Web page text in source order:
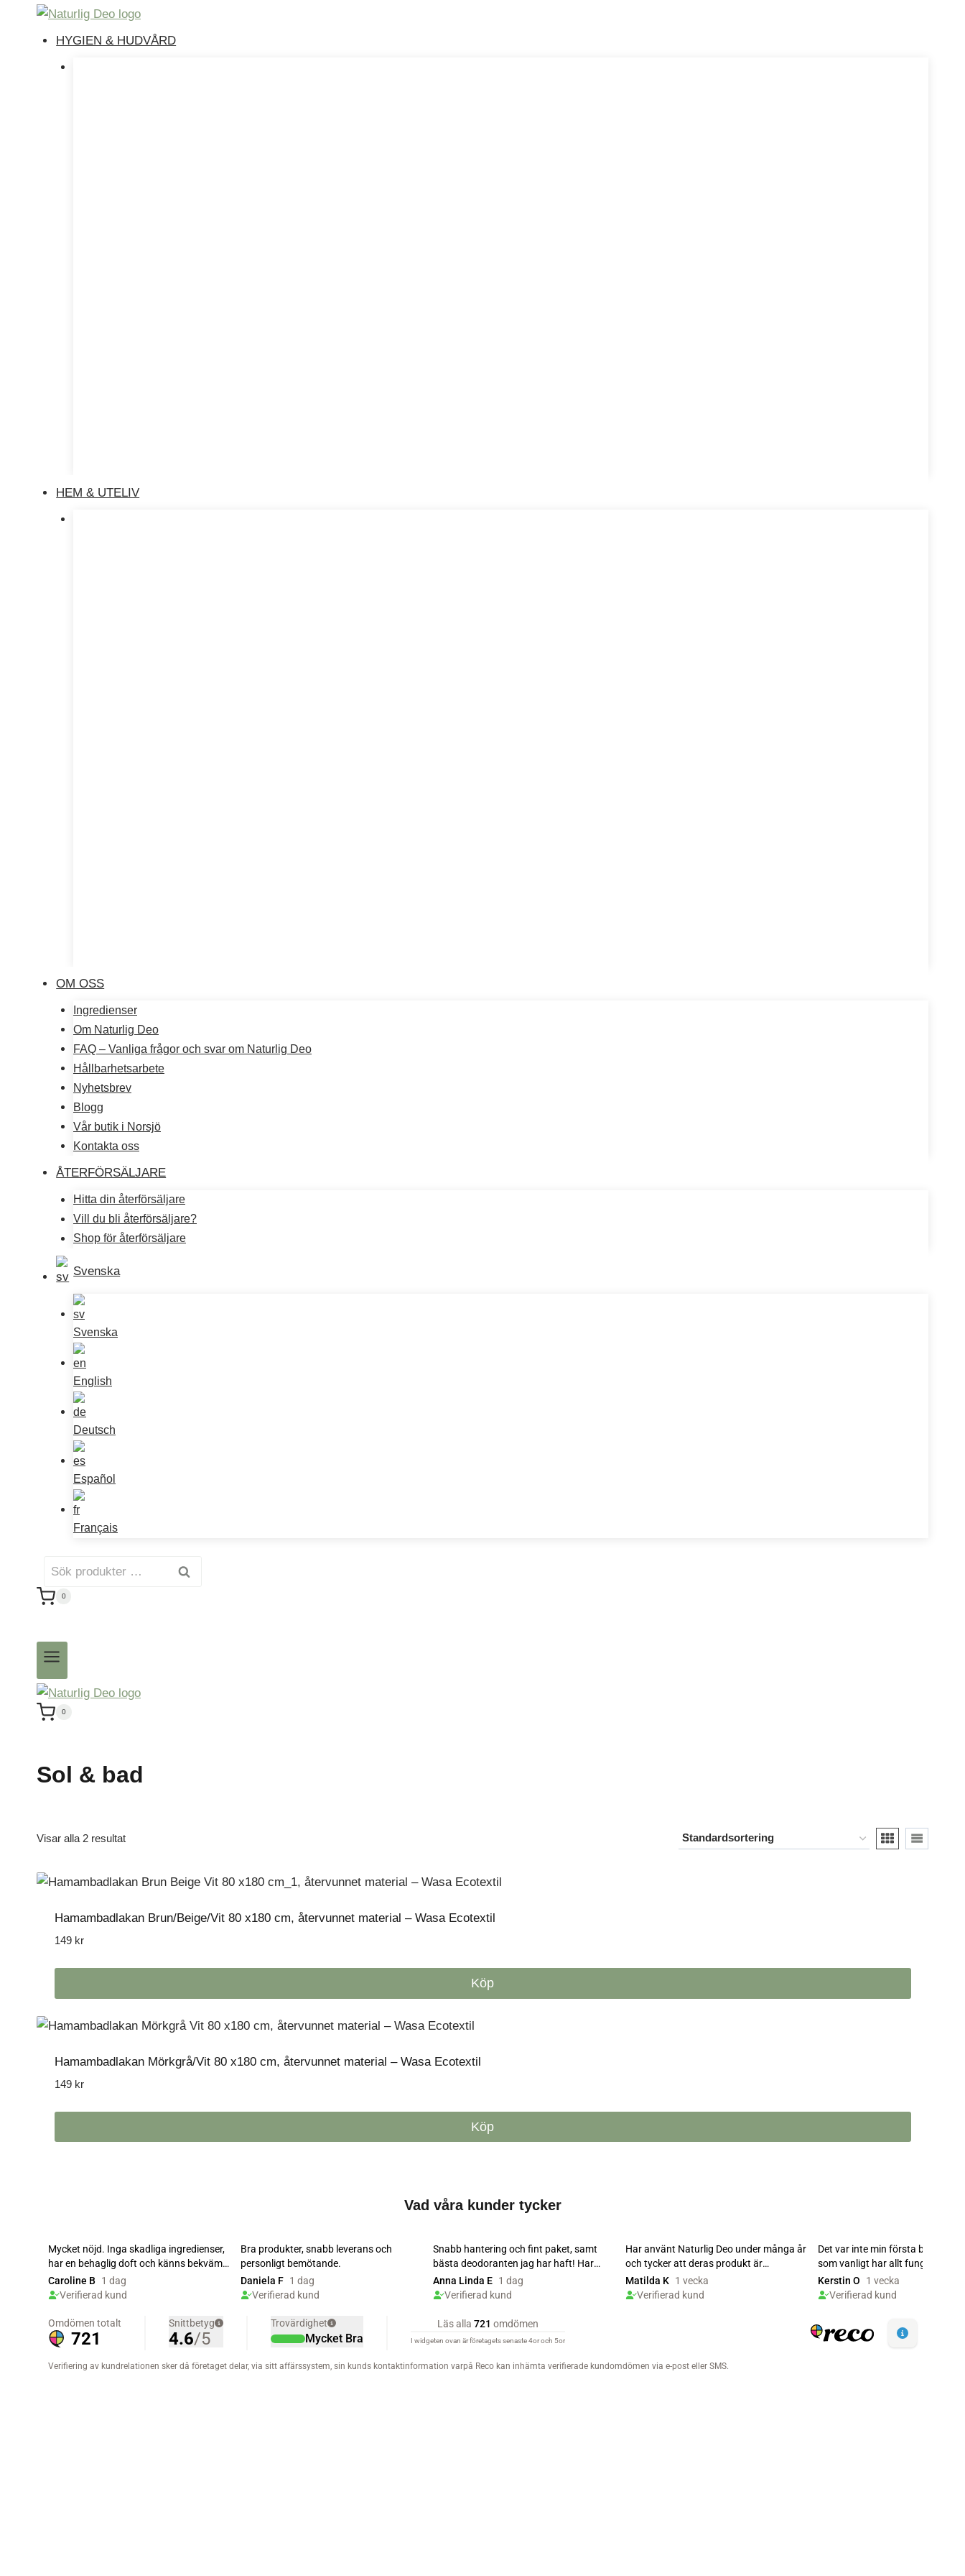
HYGIEN & HUDVÅRD
HEM & UTELIV
OM OSS
Ingredienser
Om Naturlig Deo
FAQ – Vanliga frågor och svar om Naturlig Deo
Hållbarhetsarbete
Nyhetsbrev
Blogg
Vår butik i Norsjö
Kontakta oss
ÅTERFÖRSÄLJARE
Hitta din återförsäljare
Vill du bli återförsäljare?
Shop för återförsäljare
Svenska
Svenska
English
Deutsch
Español
Français
Sök
Sök
0
0
Sol & bad
Visar alla 2 resultat
Hamambadlakan Brun/Beige/Vit 80 x180 cm, återvunnet material – Wasa Ecotextil
149 kr
Köp
Hamambadlakan Mörkgrå/Vit 80 x180 cm, återvunnet material – Wasa Ecotextil
149 kr
Köp
Vad våra kunder tycker